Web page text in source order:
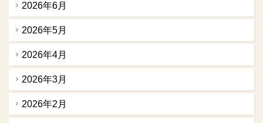
2026年6月
2026年5月
2026年4月
2026年3月
2026年2月